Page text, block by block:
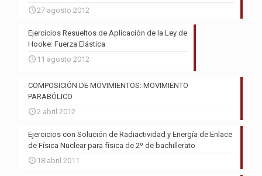
27 agosto 2012
Ejercicios Resueltos de Aplicación de la Ley de
Hooke: Fuerza Elástica
11 agosto 2012
COMPOSICIÓN DE MOVIMIENTOS: MOVIMIENTO
PARABÓLICO
2 abril 2012
Ejercicios con Solución de Radiactividad y Energía de Enlace
de Física Nuclear para física de 2º de bachillerato
18 abril 2011